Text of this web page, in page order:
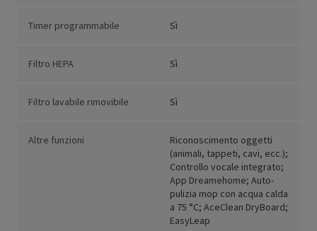
Timer programmabile Sì
Filtro HEPA Sì
Filtro lavabile rimovibile Sì
Altre funzioni
Riconoscimento oggetti
(animali, tappeti, cavi, ecc.);
Controllo vocale integrato;
App Dreamehome; Auto-
pulizia mop con acqua calda
a 75 °C; AceClean DryBoard;
EasyLeap